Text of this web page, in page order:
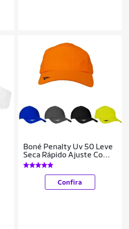
Boné Penalty Uv 50 Leve
Seca Rápido Ajuste Com
Regulável
Confira